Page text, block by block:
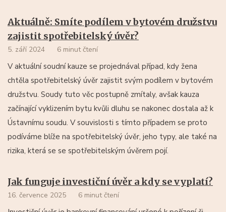
Aktuálně: Smíte podílem v bytovém družstvu
zajistit spotřebitelský úvěr?
5. září 2024 6 minut čtení
V aktuální soudní kauze se projednával případ, kdy žena
chtěla spotřebitelský úvěr zajistit svým podílem v bytovém
družstvu. Soudy tuto věc postupně zmítaly, avšak kauza
začínající vyklizením bytu kvůli dluhu se nakonec dostala až k
Ústavnímu soudu. V souvislosti s tímto případem se proto
podíváme blíže na spotřebitelský úvěr, jeho typy, ale také na
rizika, která se se spotřebitelským úvěrem pojí.
Jak funguje investiční úvěr a kdy se vyplatí?
16. července 2025 6 minut čtení